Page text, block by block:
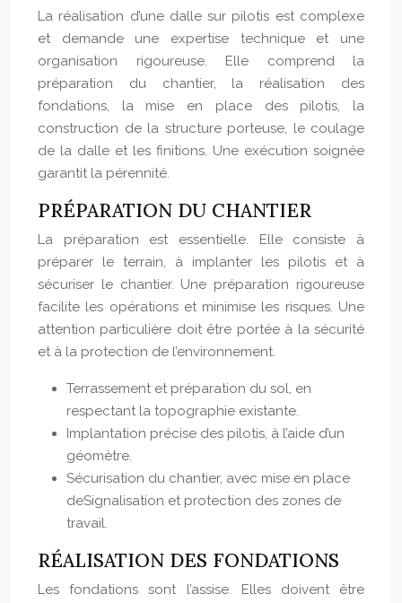
La réalisation d’une dalle sur pilotis est complexe
et demande une expertise technique et une
organisation rigoureuse. Elle comprend la
préparation du chantier, la réalisation des
fondations, la mise en place des pilotis, la
construction de la structure porteuse, le coulage
de la dalle et les finitions. Une exécution soignée
garantit la pérennité.
PRÉPARATION DU CHANTIER
La préparation est essentielle. Elle consiste à
préparer le terrain, à implanter les pilotis et à
sécuriser le chantier. Une préparation rigoureuse
facilite les opérations et minimise les risques. Une
attention particulière doit être portée à la sécurité
et à la protection de l’environnement.
Terrassement et préparation du sol, en
respectant la topographie existante.
Implantation précise des pilotis, à l’aide d’un
géomètre.
Sécurisation du chantier, avec mise en place
deSignalisation et protection des zones de
travail.
RÉALISATION DES FONDATIONS
Les fondations sont l’assise. Elles doivent être